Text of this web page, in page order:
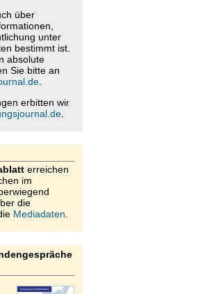
über
unter
bestimmt ist.
absolute
Sie bitte an
.
erbitten wir
.
erreichen
im
die
Mediadaten